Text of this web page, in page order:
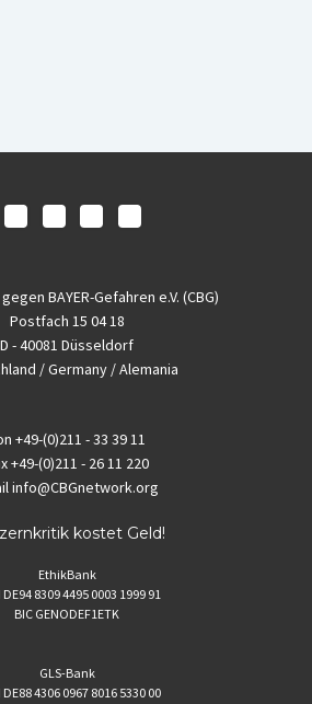
BAYER-Gefahren e.V. (CBG)
Postfach 15 04 18
D - 40081 Düsseldorf
/ Germany / Alemania
+49-(0)211 - 33 39 11
+49-(0)211 - 26 11 220
info@CBGnetwork.org
kostet Geld!
EthikBank
DE94 8309 4495 0003 1999 91
BIC GENODEF1ETK
GLS-Bank
DE88 4306 0967 8016 5330 00